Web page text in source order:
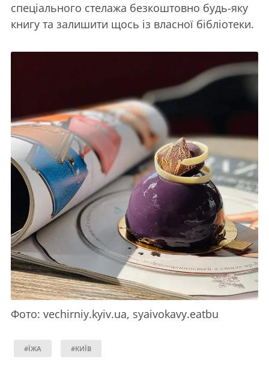
спеціального стелажа безкоштовно будь-яку
книгу та залишити щось із власної бібліотеки.
Фото: vechirniy.kyiv.ua, syaivokavy.eatbu
#ЇЖА #КИЇВ